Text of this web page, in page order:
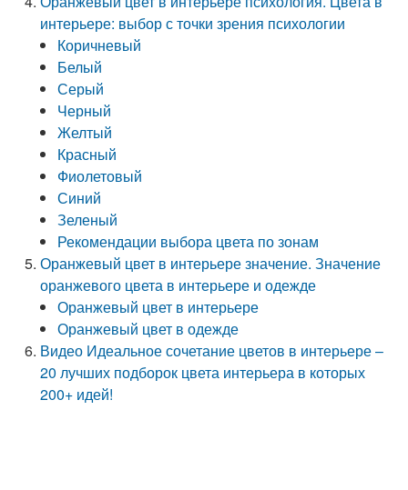
интерьере: выбор с точки зрения психологии
Коричневый
Белый
Серый
Черный
Желтый
Красный
Фиолетовый
Синий
Зеленый
Рекомендации выбора цвета по зонам
Оранжевый цвет в интерьере значение. Значение
оранжевого цвета в интерьере и одежде
Оранжевый цвет в интерьере
Оранжевый цвет в одежде
Видео Идеальное сочетание цветов в интерьере –
20 лучших подборок цвета интерьера в которых
200+ идей!